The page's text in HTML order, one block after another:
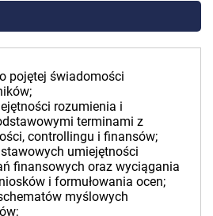
pojętej świadomości
rozumienia i
terminami z
controllingu i finansów;
umiejętności
finansowych oraz wyciągania
i formułowania ocen;
myślowych